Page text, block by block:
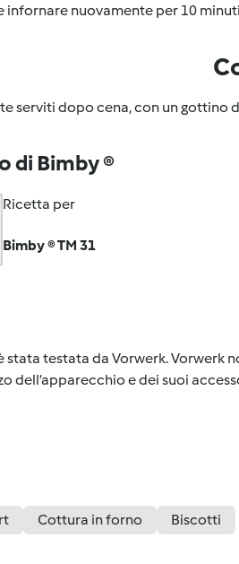
infornare nuovamente per 10
serviti dopo cena, con un gottino
di Bimby ®
Ricetta per
Bimby ® TM 31
testata da Vorwerk. Vorwerk
dell’apparecchio e dei suoi
Cottura in forno Biscotti